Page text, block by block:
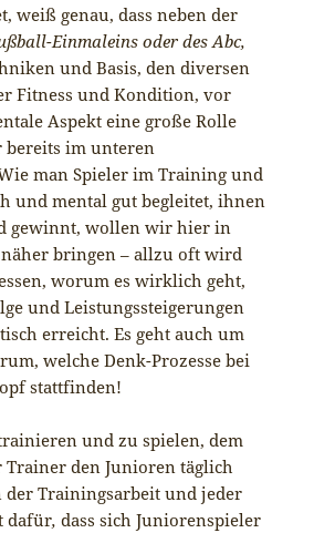
weiß genau, dass neben der
Einmaleins oder des Abc,
und Basis, den diversen
Fitness und Kondition, vor
Aspekt eine große Rolle
bereits im unteren
man Spieler im Training und
und mental gut begleitet, ihnen
gewinnt, wollen wir hier in
bringen – allzu oft wird
worum es wirklich geht,
und Leistungssteigerungen
erreicht. Es geht auch um
welche Denk-Prozesse bei
stattfinden!
und zu spielen, dem
Trainer den Junioren täglich
der Trainingsarbeit und jeder
dafür,dass sich Juniorenspieler